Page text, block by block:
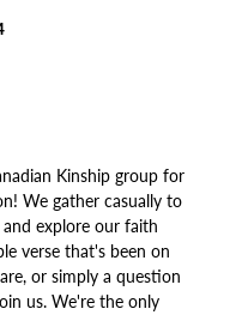
Kinship group for
We gather casually to
and explore our faith
verse that's been on
or simply a question
us. We're the only